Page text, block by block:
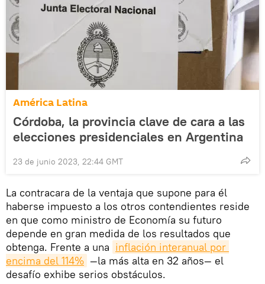
América Latina
Córdoba, la provincia clave de cara a las
elecciones presidenciales en Argentina
23 de junio 2023, 22:44 GMT
La contracara de la ventaja que supone para él
haberse impuesto a los otros contendientes reside
en que como ministro de Economía su futuro
depende en gran medida de los resultados que
obtenga. Frente a una inflación interanual por
encima del 114% —la más alta en 32 años— el
desafío exhibe serios obstáculos.